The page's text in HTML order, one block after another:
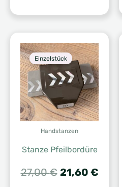
36,90 €.
Einzelstück
Handstanzen
Stanze Pfeilbordüre
27,00€ 21,60 €